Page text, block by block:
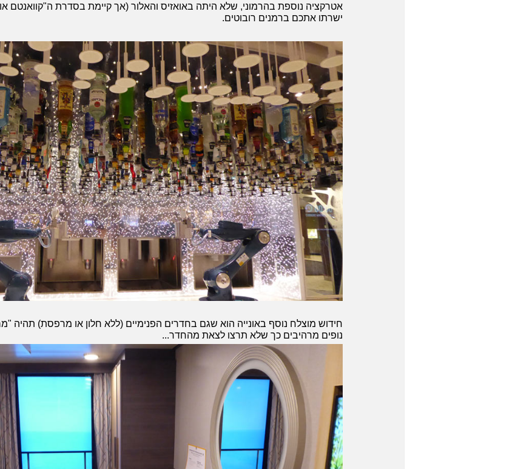
אטרקציה נוספת בהרמוני, שלא היתה באואזיס והאלור (אך קיימת בסדרת ה"קוואנטם
ישרתו אתכם ברמנים רובוטים.
חידוש מוצלח נוסף באונייה הוא שגם בחדרים הפנימיים (ללא חלון או מרפסת) תהיה
נופים מרהיבים כך שלא תרצו לצאת מהחדר...